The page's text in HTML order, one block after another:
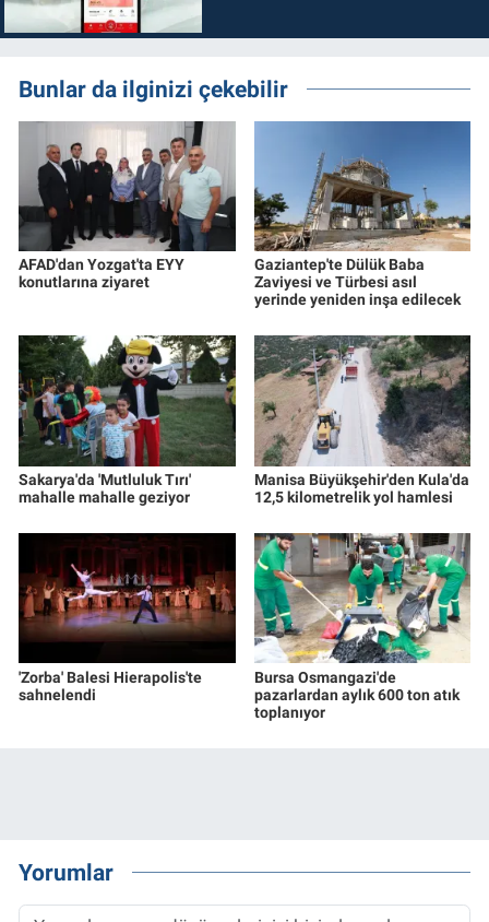
Bunlar da ilginizi çekebilir
AFAD'dan Yozgat'ta EYY
konutlarına ziyaret
Gaziantep'te Dülük Baba
Zaviyesi ve Türbesi asıl
yerinde yeniden inşa edilecek
Sakarya'da 'Mutluluk Tırı'
mahalle mahalle geziyor
Manisa Büyükşehir'den Kula'da
12,5 kilometrelik yol hamlesi
'Zorba' Balesi Hierapolis'te
sahnelendi
Bursa Osmangazi'de
pazarlardan aylık 600 ton atık
toplanıyor
Yorumlar